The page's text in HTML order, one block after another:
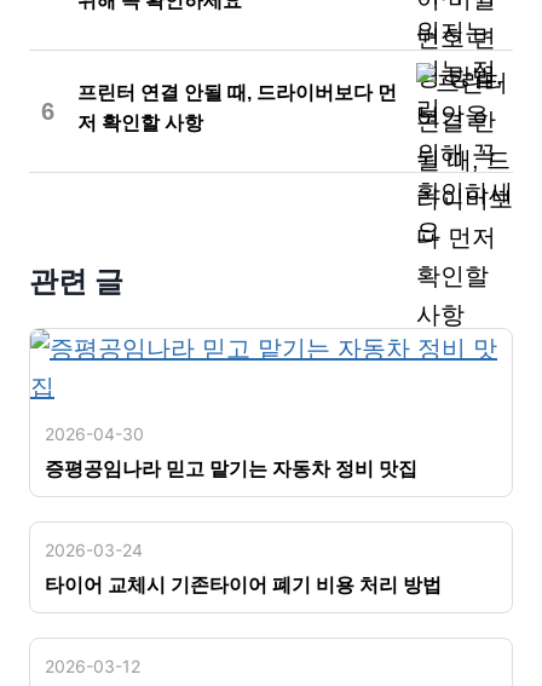
6
프린터 연결 안될 때, 드라이버보다 먼
저 확인할 사항
관련 글
2026-04-30
증평공임나라 믿고 맡기는 자동차 정비 맛집
2026-03-24
타이어 교체시 기존타이어 폐기 비용 처리 방법
2026-03-12